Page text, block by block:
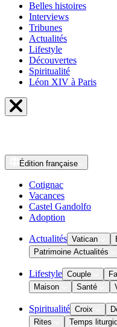
Belles histoires
Interviews
Tribunes
Actualités
Lifestyle
Découvertes
Spiritualité
Léon XIV à Paris
Édition française
Cotignac
Vacances
Castel Gandolfo
Adoption
Actualités Vatican
Patrimoine Actualités
Lifestyle Couple
Maison
Santé
Spiritualité Croix
Rites
Temps